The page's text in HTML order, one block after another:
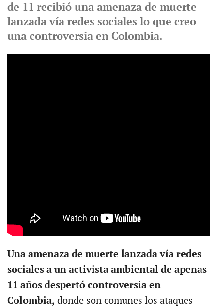
de 11 recibió una amenaza de muerte
lanzada vía redes sociales lo que creo
una controversia en Colombia.
Una amenaza de muerte lanzada vía redes
sociales a un activista ambiental de apenas
11 años despertó controversia en
Colombia, donde son comunes los ataques